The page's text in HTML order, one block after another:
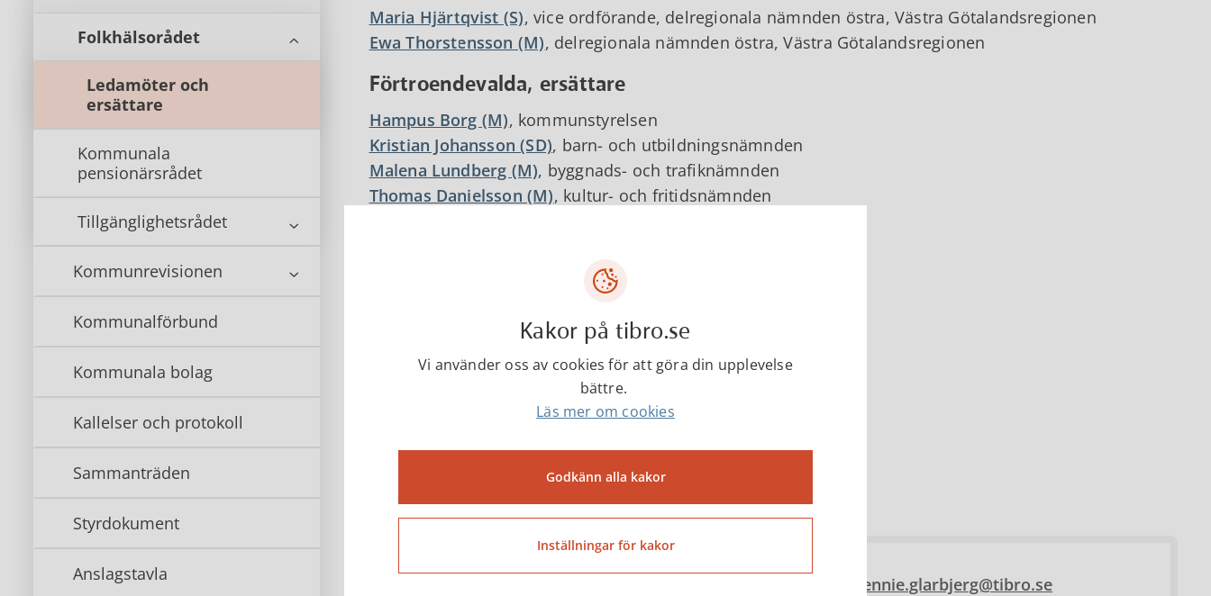
Folkhälsorådet
Ledamöter och
ersättare
Kommunala
pensionärsrådet
Tillgänglighetsrådet
Kommunrevisionen
Kommunalförbund
Kommunala bolag
Kallelser och protokoll
Sammanträden
Styrdokument
Anslagstavla
Maria Hjärtqvist (S), vice ordförande, delregionala nämnden östra, Västra Götalandsregionen
Ewa Thorstensson (M), delregionala nämnden östra, Västra Götalandsregionen
Förtroendevalda, ersättare
Hampus Borg (M), kommunstyrelsen
Kristian Johansson (SD), barn- och utbildningsnämnden
Malena Lundberg (M), byggnads- och trafiknämnden
Thomas Danielsson (M), kultur- och fritidsnämnden
kommunchef i Tibro
, Folktandvården Tibro
Henrik Hellqvist, Närhälsan Tibro vårdcentral
, Hälsocentralen Tibro
, folkhälsostrateg
Kontakter
Jennie Glarbjerg jennie.glarbjerg@tibro.se
Kakor på tibro.se
Vi använder oss av cookies för att göra din upplevelse
bättre.
Läs mer om cookies
Godkänn alla kakor
Inställningar för kakor